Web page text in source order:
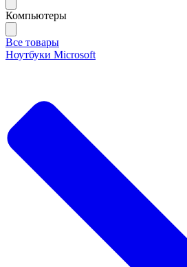
Компьютеры
Все товары
Ноутбуки Microsoft